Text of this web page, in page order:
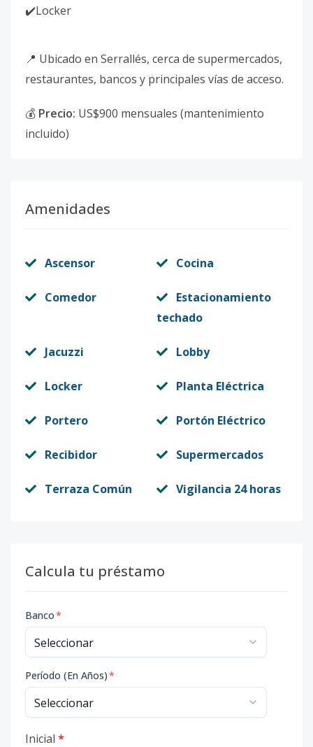
✔️Locker
📍 Ubicado en Serrallés, cerca de supermercados,
restaurantes, bancos y principales vías de acceso.
💰 Precio: US$900 mensuales (mantenimiento
incluido)
Amenidades
Ascensor Cocina
Comedor
Estacionamiento
techado
Jacuzzi Lobby
Locker Planta Eléctrica
Portero Portón Eléctrico
Recibidor Supermercados
Terraza Común Vigilancia 24 horas
Calcula tu préstamo
Banco*
Período (En Años)*
Inicial *